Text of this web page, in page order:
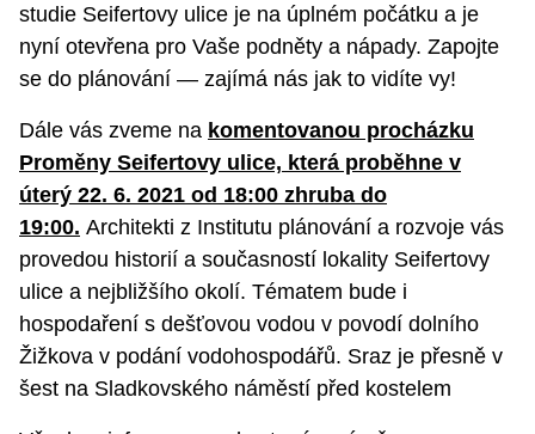
studie Seifertovy ulice je na úplném počátku a je
nyní otevřena pro Vaše podněty a nápady. Zapojte
se do plánování — zajímá nás jak to vidíte vy!
Dále vás zveme na komentovanou procházku
Proměny Seifertovy ulice, která proběhne v
úterý 22. 6. 2021 od 18:00 zhruba do
19:00. Architekti z Institutu plánování a rozvoje vás
provedou historií a současností lokality Seifertovy
ulice a nejbližšího okolí. Tématem bude i
hospodaření s dešťovou vodou v povodí dolního
Žižkova v podání vodohospodářů. Sraz je přesně v
šest na Sladkovského náměstí před kostelem